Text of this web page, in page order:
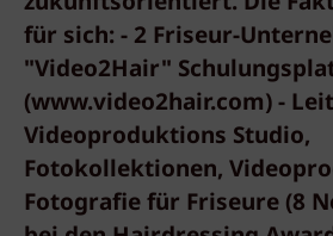
für sich: - 2 Friseur-
"Video2Hair"
(www.video2hair.com) -
Videoproduktions Studio,
Fotokollektionen,
Fotografie für Friseure (8